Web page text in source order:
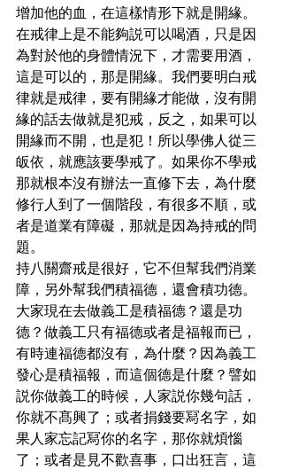
增加他的血，在這樣情形下就是開緣。
在戒律上是不能夠説可以喝酒，只是因
為對於他的身體情況下，才需要用酒，
這是可以的，那是開緣。我們要明白戒
律就是戒律，要有開緣才能做，沒有開
緣的話去做就是犯戒，反之，如果可以
開緣而不開，也是犯！所以學佛人從三
皈依，就應該要學戒了。如果你不學戒
那就根本沒有辦法一直修下去，為什麼
修行人到了一個階段，有很多不順，或
者是道業有障礙，那就是因為持戒的問
題。
持八關齋戒是很好，它不但幫我們消業
障，另外幫我們積福德，還會積功德。
大家現在去做義工是積福德？還是功
德？做義工只有福德或者是福報而已，
有時連福德都沒有，為什麼？因為義工
發心是積福報，而這個德是什麼？譬如
説你做義工的時候，人家説你幾句話，
你就不髙興了；或者捐錢要冩名字，如
果人家忘記冩你的名字，那你就煩惱
了；或者是見不歡喜事，口出狂言，這